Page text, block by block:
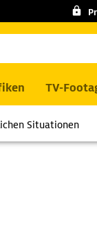
TV-
Situationen